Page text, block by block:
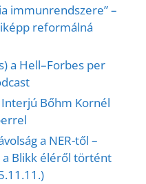
immunrendszere” –
reformálná
a Hell–Forbes per
Bőhm Kornél
a NER-től –
a Blikk éléről történt